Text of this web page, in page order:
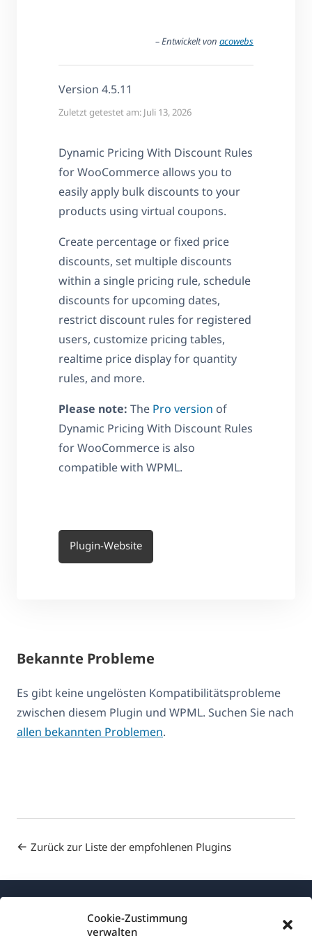
Cookie-Zustimmung
verwalten
– Entwickelt von acowebs
Version 4.5.11
Zuletzt getestet am: Juli 13, 2026
Dynamic Pricing With Discount Rules
for WooCommerce allows you to
easily apply bulk discounts to your
products using virtual coupons.
Create percentage or fixed price
discounts, set multiple discounts
within a single pricing rule, schedule
discounts for upcoming dates,
restrict discount rules for registered
users, customize pricing tables,
realtime price display for quantity
rules, and more.
Please note: The Pro version of
Dynamic Pricing With Discount Rules
for WooCommerce is also
compatible with WPML.
Plugin-Website
Bekannte Probleme
Es gibt keine ungelösten Kompatibilitätsprobleme
zwischen diesem Plugin und WPML. Suchen Sie nach
allen bekannten Problemen.
Zurück zur Liste der empfohlenen Plugins